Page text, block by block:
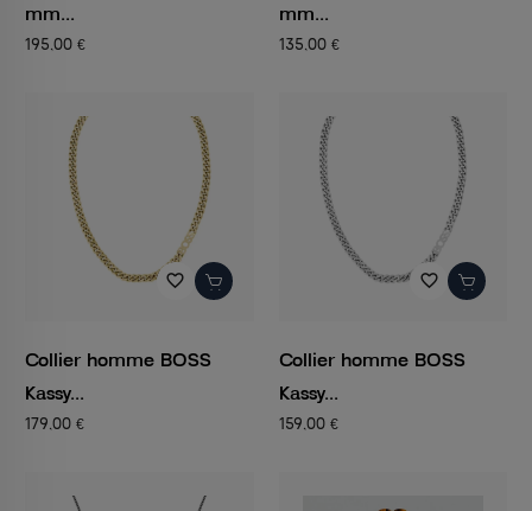
mm...
195,00 €
mm...
135,00 €
favorite_border
Collier homme BOSS
Kassy...
179,00 €
favorite_border
Collier homme BOSS
Kassy...
159,00 €